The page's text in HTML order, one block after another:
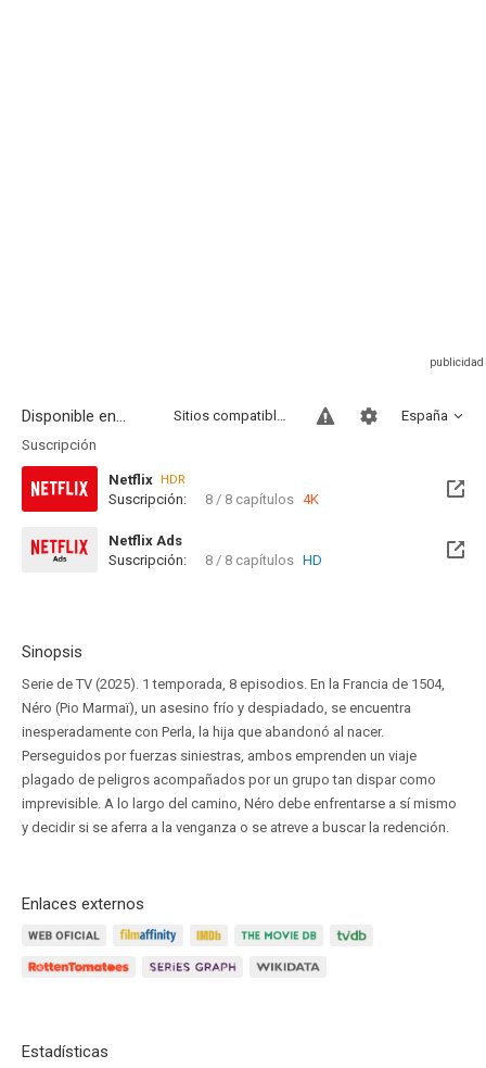
Disponible en... España
Sitios compatibles
Suscripción
Netflix HDR
Suscripción: 8 / 8 capítulos 4K
Netflix Ads
Suscripción:
8 / 8 capítulos HD
Sinopsis
Serie de TV (2025). 1 temporada, 8 episodios. En la Francia de 1504,
Néro (Pio Marmaï), un asesino frío y despiadado, se encuentra
inesperadamente con Perla, la hija que abandonó al nacer.
Perseguidos por fuerzas siniestras, ambos emprenden un viaje
plagado de peligros acompañados por un grupo tan dispar como
imprevisible. A lo largo del camino, Néro debe enfrentarse a sí mismo
y decidir si se aferra a la venganza o se atreve a buscar la redención.
Enlaces externos
Estadísticas